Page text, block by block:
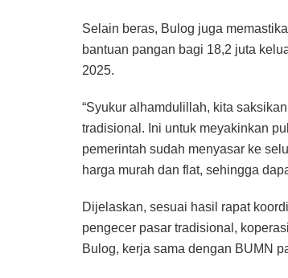
Selain beras, Bulog juga
bantuan pangan bagi 18,2 juta
2025.
“Syukur alhamdulillah, kita
tradisional. Ini untuk meyakinkan
pemerintah sudah menyasar ke
harga murah dan flat, sehingga
Dijelaskan, sesuai hasil rapat
pengecer pasar tradisional,
Bulog, kerja sama dengan BUMN